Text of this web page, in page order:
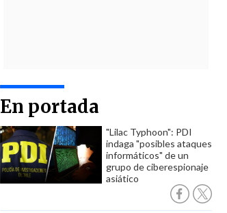
En portada
"Lilac Typhoon": PDI
indaga "posibles ataques
informáticos" de un
grupo de ciberespionaje
asiático